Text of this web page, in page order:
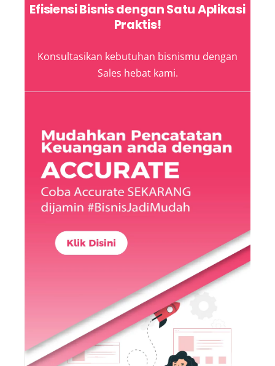
Efisiensi Bisnis dengan Satu Aplikasi
Praktis!
Konsultasikan kebutuhan bisnismu dengan
Sales hebat kami.